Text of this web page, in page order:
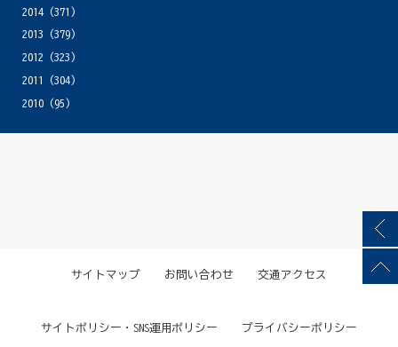
2014(371)
2013 (379)
2012 (323)
2011
(304)
2010(95)
サイトマップ お問い合わせ 交通アクセス
サイトポリシー・SNS運用ポリシー プライバシーポリシー